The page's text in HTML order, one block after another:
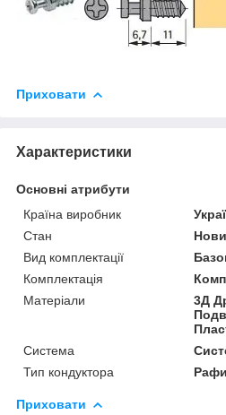
Приховати
Характеристики
Основні атрибути
Країна виробник
Стан
Вид комплектації
Комплектація
Матеріали
3Д
Система
Тип кондуктора
Приховати